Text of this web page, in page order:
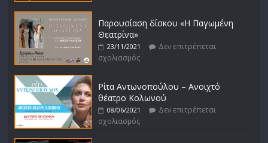
Παρουσίαση δίσκου «Η Παγωμένη
Θεατρίνα»
23/11/2021
Δεν επιτρέπεται
σχολιασμός
Ρίτα Αντωνοπούλου – Ανοιχτό
θέατρο Κολωνού
08/06/2021
Δεν επιτρέπεται
σχολιασμός